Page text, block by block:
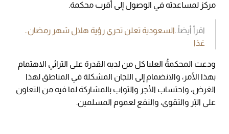
مركز لمساعدته في الوصول إلى أقرب محكمة.
اقرأ أيضاً.. السعودية تعلن تحري رؤية هلال شهر رمضان..
غدًا
ودعت المحكمةُ العليا كل من لديه القدرة على الترائي الاهتمام
بهذا الأمر، والانضمام إلى اللجان المشكلة في المناطق لهذا
الغرض، واحتساب الأجر والثواب بالمشاركة لما فيه من التعاون
على البّر والتقوى، والنفع لعموم المسلمين.